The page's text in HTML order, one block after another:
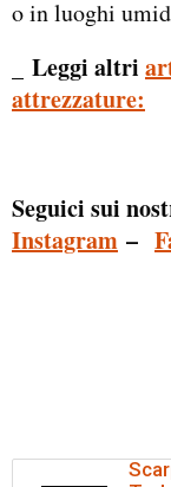
o in luoghi
_ Leggi altri
attrezzature:
Seguici sui
Instagram –